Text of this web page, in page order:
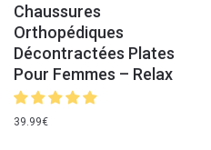
Chaussures
Orthopédiques
Décontractées Plates
Pour Femmes – Relax
39.99€